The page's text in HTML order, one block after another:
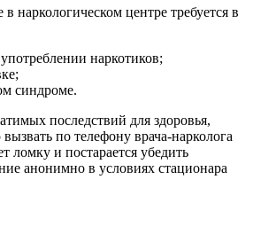
наркологическом центре требуется в
наркотиков;
синдроме.
последствий для здоровья,
по телефону врача-нарколога
ломку и постарается убедить
анонимно в условиях стационара